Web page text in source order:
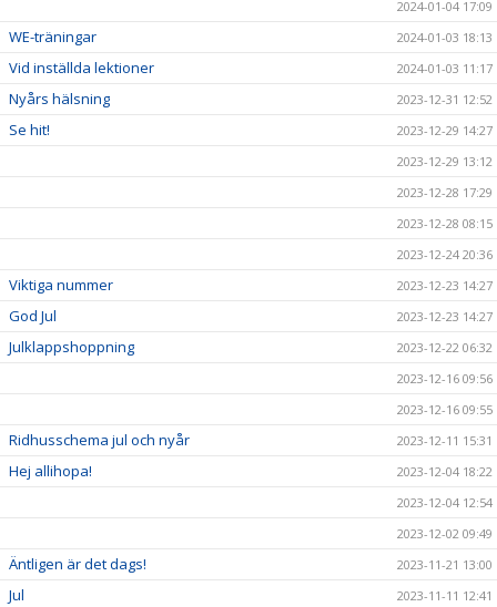
2024-01-04 17:09
WE-träningar 2024-01-03 18:13
Vid inställda lektioner 2024-01-03 11:17
Nyårs hälsning 2023-12-31 12:52
Se hit!
2023-12-29 14:27
2023-12-29 13:12
2023-12-28 17:29
2023-12-28 08:15
2023-12-24 20:36
Viktiga nummer 2023-12-23 14:27
God Jul 2023-12-23 14:27
Julklappshoppning
2023-12-22 06:32
2023-12-16 09:56
2023-12-16 09:55
Ridhusschema jul och nyår 2023-12-11 15:31
Hej allihopa!
2023-12-04 18:22
2023-12-04 12:54
2023-12-02 09:49
Äntligen är det dags! 2023-11-21 13:00
Jul
2023-11-11 12:41